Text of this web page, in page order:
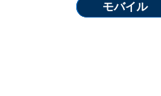
モバイル